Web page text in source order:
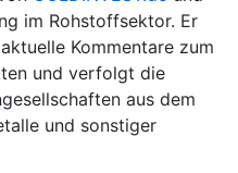
im Rohstoffsektor. Er
Kommentare zum
und verfolgt die
aus dem
und sonstiger